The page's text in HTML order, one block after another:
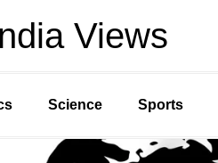
Views
Science Sports